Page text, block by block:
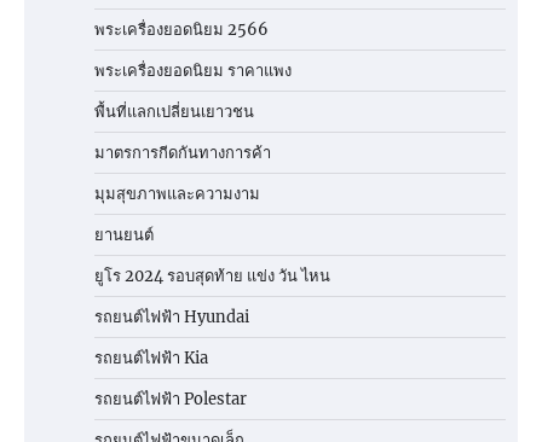
พระเครื่องยอดนิยม 2566
พระเครื่องยอดนิยม ราคาแพง
พื้นที่แลกเปลี่ยนเยาวชน
มาตรการกีดกันทางการค้า
มุมสุขภาพและความงาม
ยานยนต์
ยูโร 2024 รอบสุดท้าย แข่ง วัน ไหน
รถยนต์ไฟฟ้า Hyundai
รถยนต์ไฟฟ้า Kia
รถยนต์ไฟฟ้า Polestar